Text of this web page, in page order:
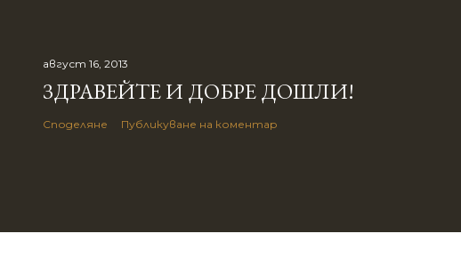
август 16, 2013
ЗДРАВЕЙТЕ И ДОБРЕ ДОШЛИ!
Споделяне Публикуване на коментар